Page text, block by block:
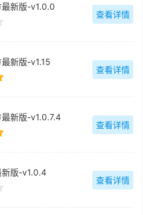
新版-v1.0.0
查看详情
新版-v1.15
查看详情
新版-v1.0.7.4
查看详情
新版-v1.0.4
查看详情